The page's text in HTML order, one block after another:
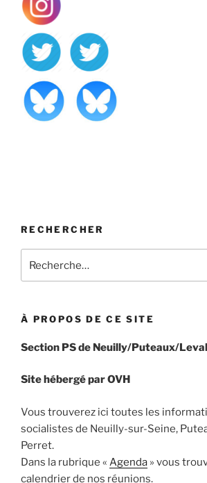
RECHERCHER
pour
À PROPOS DE CE SITE
Section PS de Neuilly/Puteaux/
Site hébergé par OVH
Vous trouverez ici toutes les
socialistes de Neuilly-sur-Seine,
Perret.
Dans la rubrique « Agenda » vous
calendrier de nos réunions.